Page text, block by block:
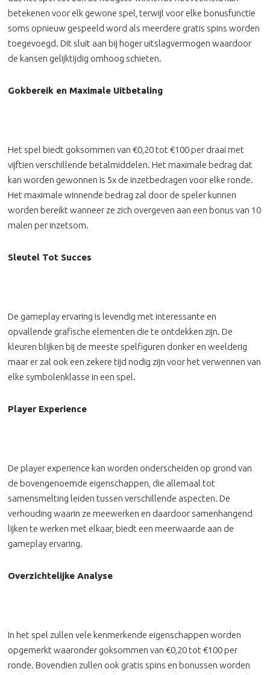
betekenen voor elk gewone spel, terwijl voor elke bonusfunctie
soms opnieuw gespeeld word als meerdere gratis spins worden
toegevoegd. Dit sluit aan bij hoger uitslagvermogen waardoor
de kansen gelijktijdig omhoog schieten.
Gokbereik en Maximale Uitbetaling
Het spel biedt goksommen van €0,20 tot €100 per draai met
vijftien verschillende betalmiddelen. Het maximale bedrag dat
kan worden gewonnen is 5x de inzetbedragen voor elke ronde.
Het maximale winnende bedrag zal door de speler kunnen
worden bereikt wanneer ze zich overgeven aan een bonus van 10
malen per inzetsom.
Sleutel Tot Succes
De gameplay ervaring is levendig met interessante en
opvallende grafische elementen die te ontdekken zijn. De
kleuren blijken bij de meeste spelfiguren donker en weelderig
maar er zal ook een zekere tijd nodig zijn voor het verwennen van
elke symbolenklasse in een spel.
Player Experience
De player experience kan worden onderscheiden op grond van
de bovengenoemde eigenschappen, die allemaal tot
samensmelting leiden tussen verschillende aspecten. De
verhouding waarin ze meewerken en daardoor samenhangend
lijken te werken met elkaar, biedt een meerwaarde aan de
gameplay ervaring.
Overzichtelijke Analyse
In het spel zullen vele kenmerkende eigenschappen worden
opgemerkt waaronder goksommen van €0,20 tot €100 per
ronde. Bovendien zullen ook gratis spins en bonussen worden